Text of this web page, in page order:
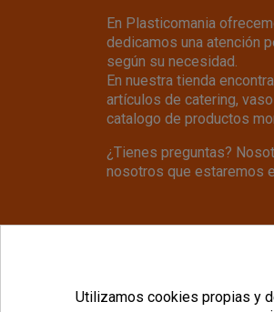
En Plasticomania
dedicamos una atención
según su necesidad.
En nuestra tienda
artículos de catering,
catalogo de productos
¿Tienes preguntas?
nosotros que estaremos
Utilizamos cookies propias y